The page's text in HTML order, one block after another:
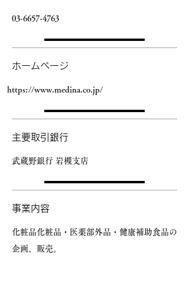
03-6657-4763
ホームページ
https://www.medina.co.jp/
主要取引銀行
武蔵野銀行 岩槻支店
​事業内容
化粧品化粧品・医薬部外品・健康補助食品の
企画、販売。